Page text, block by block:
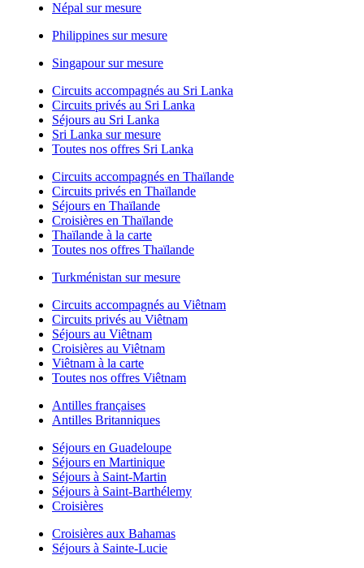
Népal sur mesure
Philippines sur mesure
Singapour sur mesure
Circuits accompagnés au Sri Lanka
Circuits privés au Sri Lanka
Séjours au Sri Lanka
Sri Lanka sur mesure
Toutes nos offres Sri Lanka
Circuits accompagnés en Thaïlande
Circuits privés en Thaïlande
Séjours en Thaïlande
Croisières en Thaïlande
Thaïlande à la carte
Toutes nos offres Thaïlande
Turkménistan sur mesure
Circuits accompagnés au Viêtnam
Circuits privés au Viêtnam
Séjours au Viêtnam
Croisières au Viêtnam
Viêtnam à la carte
Toutes nos offres Viêtnam
Antilles françaises
Antilles Britanniques
Séjours en Guadeloupe
Séjours en Martinique
Séjours à Saint-Martin
Séjours à Saint-Barthélemy
Croisières
Croisières aux Bahamas
Séjours à Sainte-Lucie